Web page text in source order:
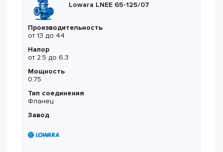
Lowara LNEE 65-125/07
Производительность
от 13 до 44
Напор
от 2.5 до 6.3
Мощность
0.75
Тип соединения
Фланец
Завод